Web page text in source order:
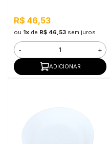
R$ 46,53
ou 1xde R$ 46,53 sem juros
- +
ADICIONAR